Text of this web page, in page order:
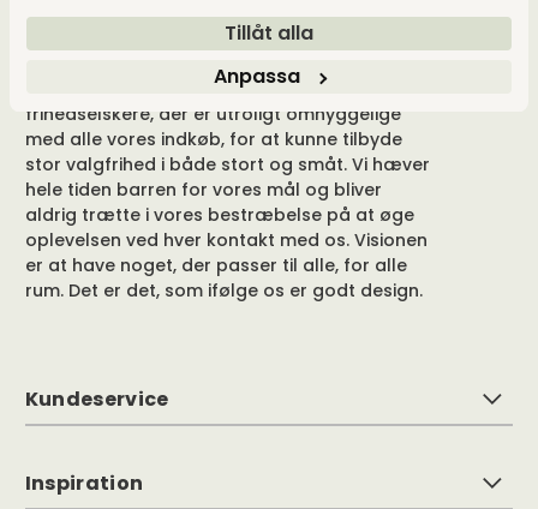
Tillåt alla
Anpassa
Vores hjerter banker for godt design, og vores
drivkraft ligger i at tilbyde et unikt udvalg og
samtidig give merværdi i form af viden, følelse
og tilgængelighed. Vi er også udpræget
frihedselskere, der er utroligt omhyggelige
med alle vores indkøb, for at kunne tilbyde
stor valgfrihed i både stort og småt. Vi hæver
hele tiden barren for vores mål og bliver
aldrig trætte i vores bestræbelse på at øge
oplevelsen ved hver kontakt med os. Visionen
er at have noget, der passer til alle, for alle
rum. Det er det, som ifølge os er godt design.
Kundeservice
Inspiration